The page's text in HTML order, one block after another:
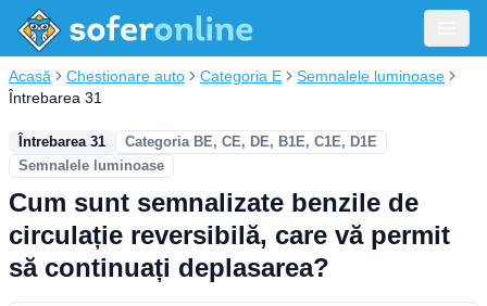
Acasă Chestionare auto Categoria E
Semnalele luminoase
Întrebarea 31
Întrebarea 31
Categoria BE, CE, DE, B1E, C1E, D1E
Semnalele luminoase
Cum sunt semnalizate benzile de
circulație reversibilă, care vă permit
să continuați deplasarea?